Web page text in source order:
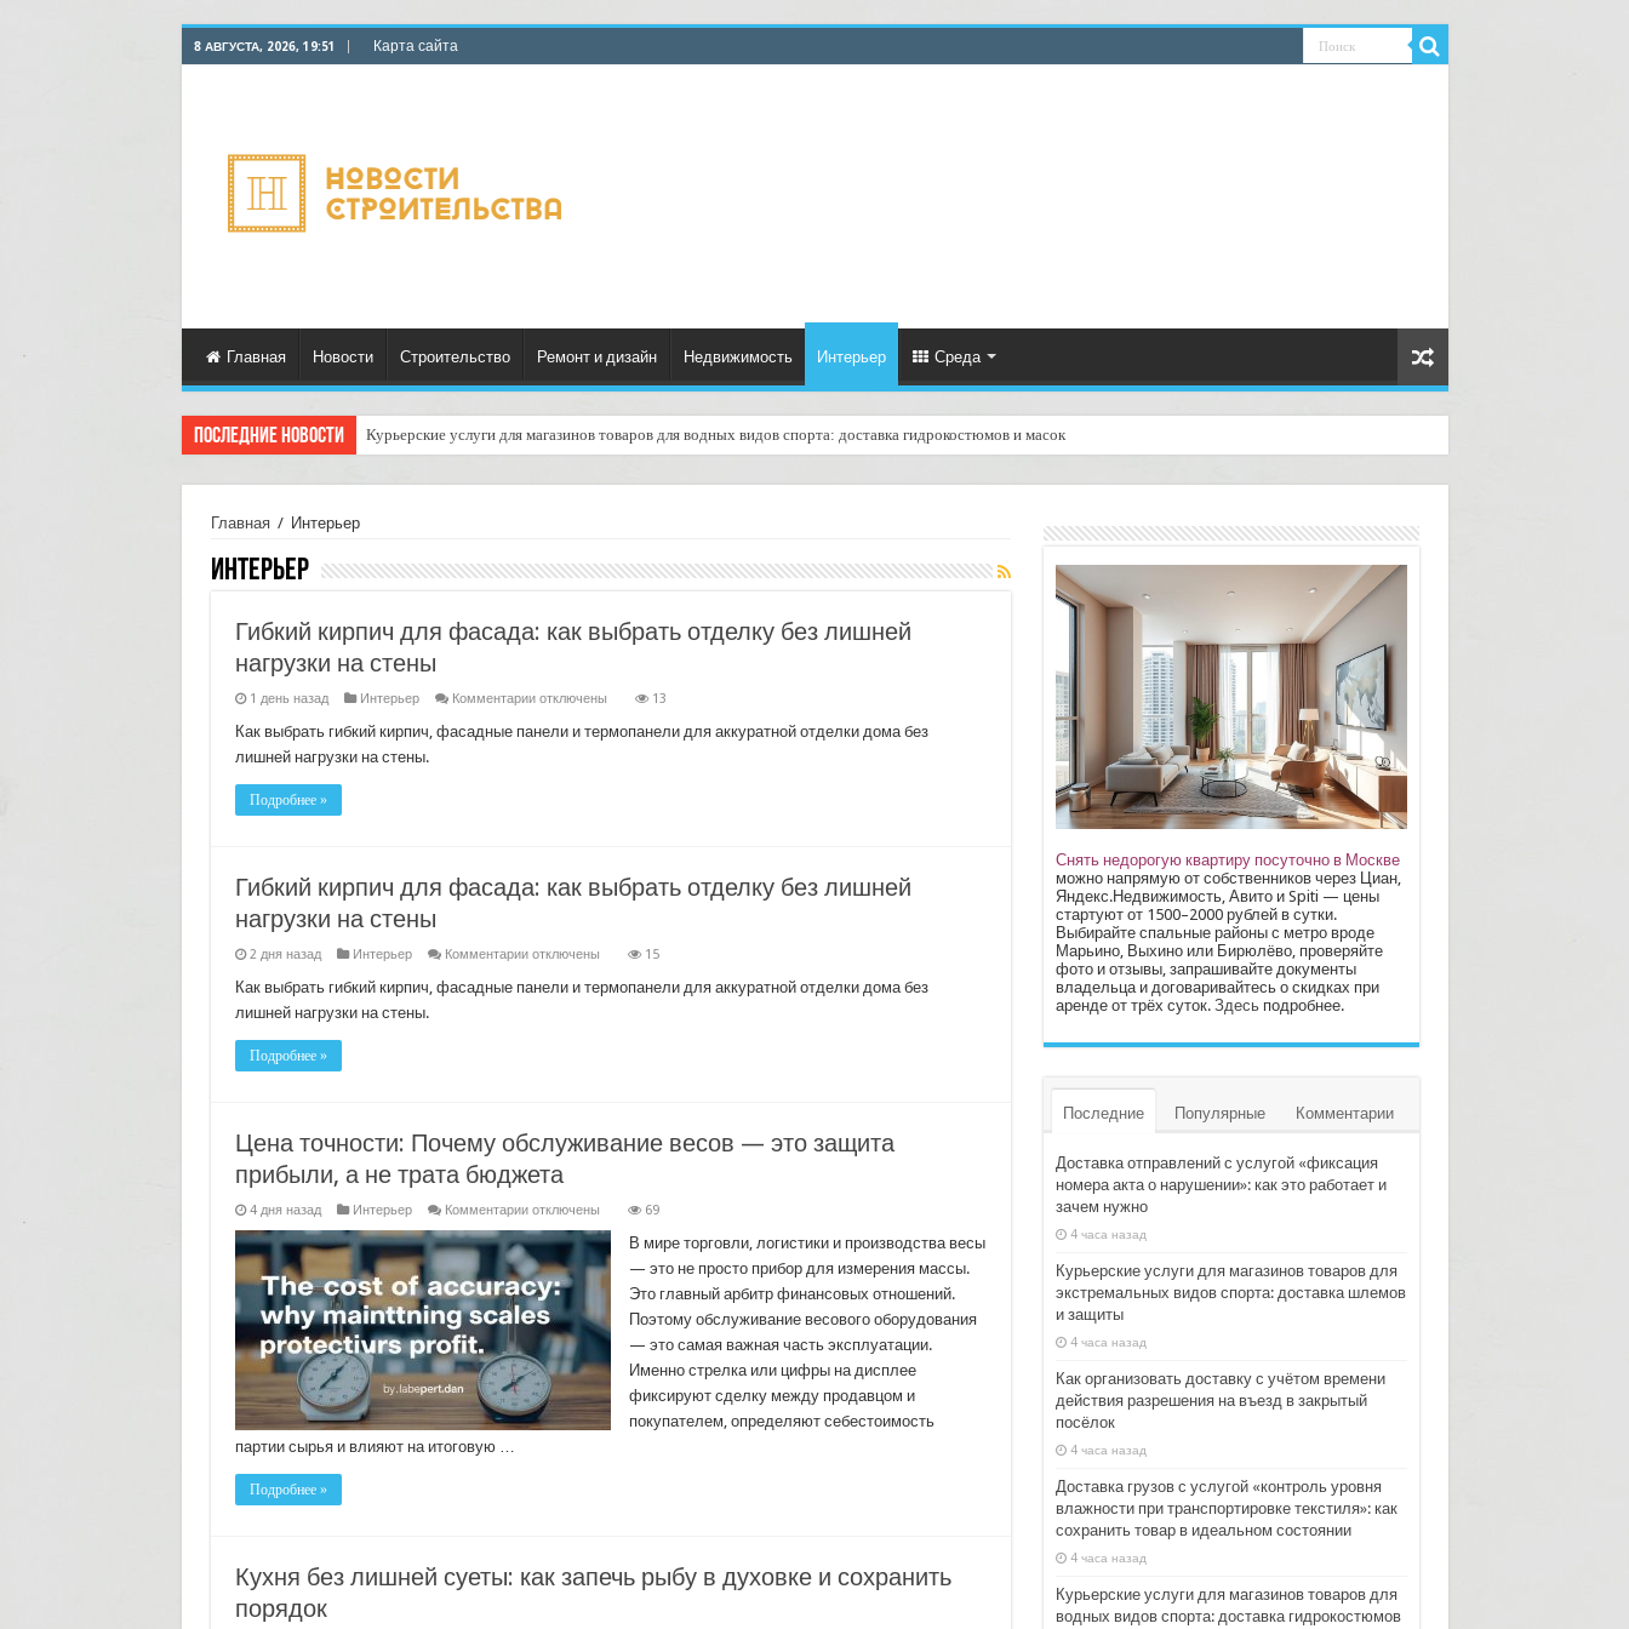
8 АВГУСТА, 2026, 19:51 Карта сайта
Главная Новости Строительство Ремонт и дизайн Недвижимость Интерьер Среда
Последние новости Курьерские услуги для магазинов товаров для водных видов спорта: доставка гидрокостюмов и масок
Главная / Интерьер
Интерьер
Гибкий кирпич для фасада: как выбрать отделку без лишней
нагрузки на стены
1 день назад Интерьер Комментариик
Гибкий
на
отключены 13
Как выбрать гибкий кирпич, фасадные панели и термопанели для аккуратной отделки дома без
лишней нагрузки на стены.
Подробнее »
Гибкий кирпич для фасада: как выбрать отделку без лишней
нагрузки на стены
2 дня назад Интерьер Комментариик
Гибкий
на
стены
отключены 15
Как выбрать гибкий кирпич, фасадные панели и термопанели для аккуратной отделки дома без
лишней нагрузки на стены.
Подробнее »
Цена точности: Почему обслуживание весов — это защита
прибыли, а не трата бюджета
4 дня назад Интерьер Комментариик
Цена
точности:
Почему
обслуживание
весов
—
это
защита
прибыли,
не
трата
бюджета
отключены 69
В мире торговли, логистики и производства весы
— это не просто прибор для измерения массы.
Это главный арбитр финансовых отношений.
Поэтому обслуживание весового оборудования
— это самая важная часть эксплуатации.
Именно стрелка или цифры на дисплее
фиксируют сделку между продавцом и
покупателем, определяют себестоимость
партии сырья и влияют на итоговую …
Подробнее »
Кухня без лишней суеты: как запечь рыбу в духовке и сохранить
порядок
Снять недорогую квартиру посуточно в Москве
можно напрямую от собственников через Циан,
Яндекс.Недвижимость, Авито и Spiti — цены
стартуют от 1500–2000 рублей в сутки.
Выбирайте спальные районы с метро вроде
Марьино, Выхино или Бирюлёво, проверяйте
фото и отзывы, запрашивайте документы
владельца и договаривайтесь о скидках при
аренде от трёх суток. Здесьподробнее.
Последние Популярные Комментарии
Доставка отправлений с услугой «фиксация
номера акта о нарушении»: как это работает и
зачем нужно
4 часа назад
Курьерские услуги для магазинов товаров для
экстремальных видов спорта: доставка шлемов
и защиты
4 часа назад
Как организовать доставку с учётом времени
действия разрешения на въезд в закрытый
посёлок
4 часа назад
Доставка грузов с услугой «контроль уровня
влажности при транспортировке текстиля»: как
сохранить товар в идеальном состоянии
4 часа назад
Курьерские услуги для магазинов товаров для
водных видов спорта: доставка гидрокостюмов